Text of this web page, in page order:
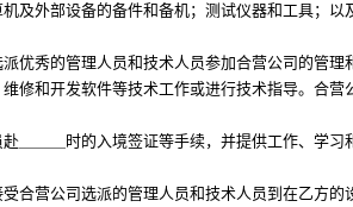
机及外部设备的备件和备机；测试仪器和工具；以
优秀的管理人员和技术人员参加合营公司的管理
修和开发软件等技术工作或进行技术指导。合营
赴＿＿＿时的入境签证等手续，并提供工作、学习
合营公司选派的管理人员和技术人员到在乙方的